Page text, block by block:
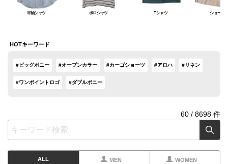
半袖シャツ ポロシャツ Tシャツ ショート
HOTキーワード
#ビッグポニー #オープンカラー #カーゴショーツ #アロハ #リネン
#ワンポイントロゴ #ダブルポニー
60 / 8698 件
ALL MEN WOMEN